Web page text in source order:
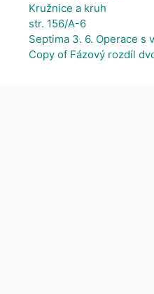
Kružnice a kruh
str. 156/A-6
Septima 3. 6. Operace s
Copy of Fázový rozdíl